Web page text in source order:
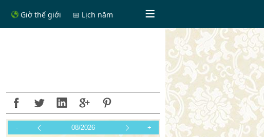
Giờ thế giới 📅 Lịch năm
- 08/2026 +